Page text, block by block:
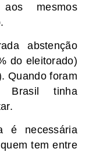
aos mesmos
abstenção
do eleitorado)
Quando foram
Brasil tinha
é necessária
tem entre